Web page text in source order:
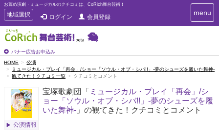
お薦め演劇・ミュージカルのクチコミは、CoRich舞台芸術！
T
o
g
g
e
n
a
i
地域選択 ログイン 会員登録
バナー広告お申込み
T
o
n
v
i
g
menu
HOME
公演
ミュージカル・プレイ「再会」/ショー「ソウル・オブ・シバ!!」-夢のシューズを履いた舞神-
観てきた！クチコミ一覧
クチコミとコメント
公演情報
宝塚歌劇団「 ミュージカル・プレイ「再会」/シ
ョー「ソウル・オブ・シバ!!」-夢のシューズを履
いた舞神- 」の観てきた！クチコミとコメント